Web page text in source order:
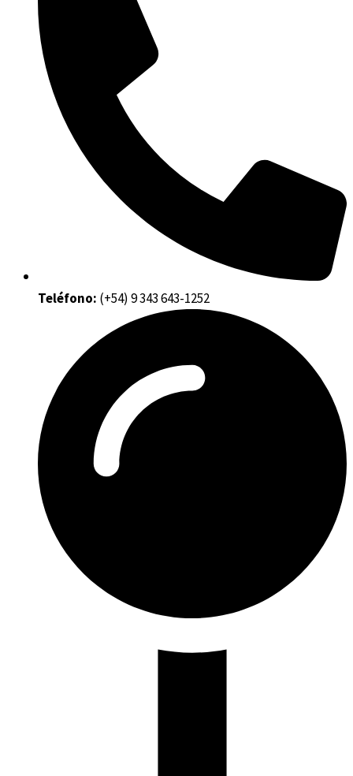
Teléfono: (+54) 9 343 643-1252